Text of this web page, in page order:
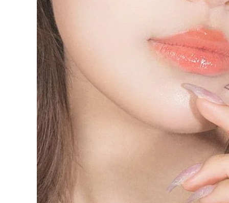
お買い物ガイド
お問い合わせ
よくあるご質問
ブログページ